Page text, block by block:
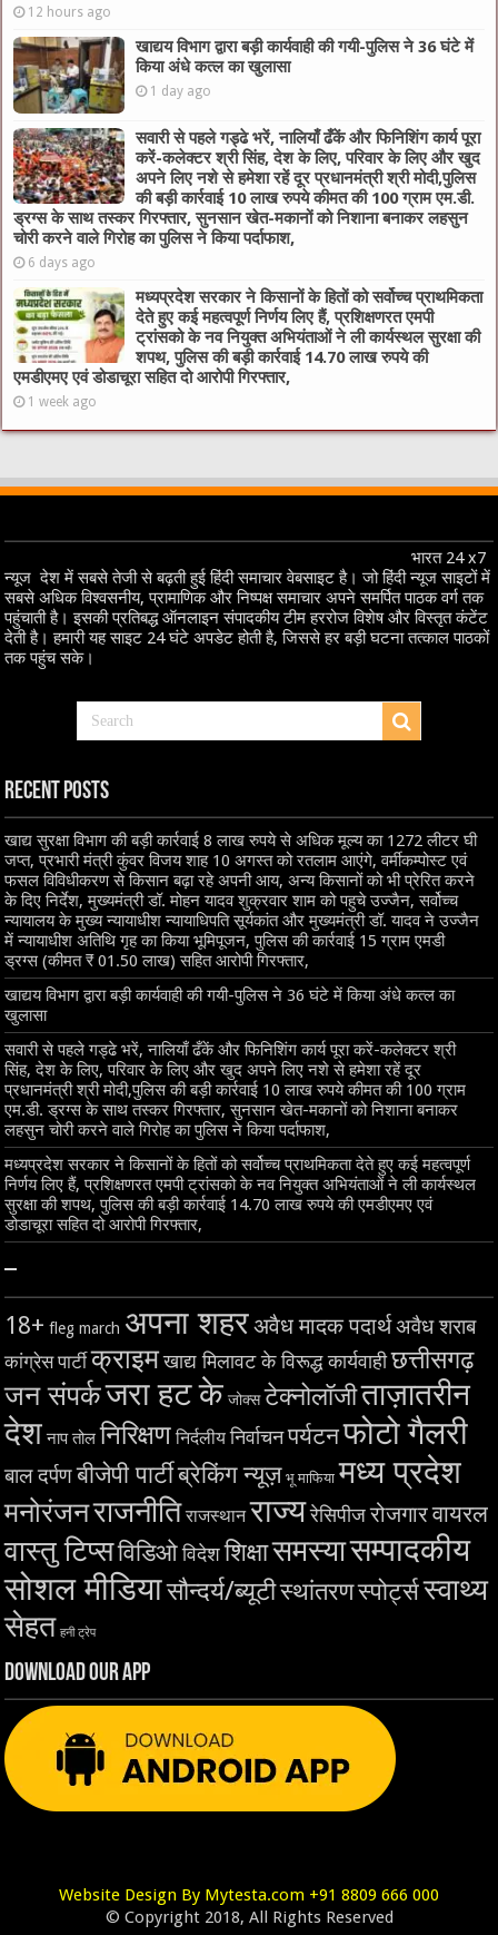
12 hours ago
खाद्यय विभाग द्वारा बड़ी कार्यवाही की गयी-पुलिस ने 36 घंटे में
किया अंधे कत्ल का खुलासा
1 day ago
सवारी से पहले गड्ढे भरें, नालियाँ ढँकें और फिनिशिंग कार्य पूरा
करें-कलेक्टर श्री सिंह, देश के लिए, परिवार के लिए और खुद
अपने लिए नशे से हमेशा रहें दूर प्रधानमंत्री श्री मोदी,पुलिस
की बड़ी कार्रवाई 10 लाख रुपये कीमत की 100 ग्राम एम.डी.
ड्रग्स के साथ तस्कर गिरफ्तार, सुनसान खेत-मकानों को निशाना बनाकर लहसुन
चोरी करने वाले गिरोह का पुलिस ने किया पर्दाफाश,
6 days ago
मध्यप्रदेश सरकार ने किसानों के हितों को सर्वोच्च प्राथमिकता
देते हुए कई महत्वपूर्ण निर्णय लिए हैं, प्रशिक्षणरत एमपी
ट्रांसको के नव नियुक्त अभियंताओं ने ली कार्यस्थल सुरक्षा की
शपथ, पुलिस की बड़ी कार्रवाई 14.70 लाख रुपये की
एमडीएमए एवं डोडाचूरा सहित दो आरोपी गिरफ्तार,
1 week ago
भारत 24 x7
न्यूज देश में सबसे तेजी से बढ़ती हुई हिंदी समाचार वेबसाइट है। जो हिंदी न्यूज साइटों में
सबसे अधिक विश्वसनीय, प्रामाणिक और निष्पक्ष समाचार अपने समर्पित पाठक वर्ग तक
पहुंचाती है। इसकी प्रतिबद्ध ऑनलाइन संपादकीय टीम हररोज विशेष और विस्तृत कंटेंट
देती है। हमारी यह साइट 24 घंटे अपडेट होती है, जिससे हर बड़ी घटना तत्काल पाठकों
तक पहुंच सके।
Recent Posts
खाद्य सुरक्षा विभाग की बड़ी कार्रवाई 8 लाख रुपये से अधिक मूल्य का 1272 लीटर घी
जप्त, प्रभारी मंत्री कुंवर विजय शाह 10 अगस्त को रतलाम आएंगे, वर्मीकम्पोस्ट एवं
फसल विविधीकरण से किसान बढ़ा रहे अपनी आय, अन्य किसानों को भी प्रेरित करने
के दिए निर्देश, मुख्यमंत्री डॉ. मोहन यादव शुक्रवार शाम को पहुचे उज्जैन, सर्वोच्च
न्यायालय के मुख्‍य न्‍यायाधीश न्यायाधिपति सूर्यकांत और मुख्यमंत्री डॉ. यादव ने उज्जैन
में न्यायाधीश अतिथि गृह का किया भूमिपूजन, पुलिस की कार्रवाई 15 ग्राम एमडी
ड्रग्स (कीमत ₹ 01.50 लाख) सहित आरोपी गिरफ्तार,
खाद्यय विभाग द्वारा बड़ी कार्यवाही की गयी-पुलिस ने 36 घंटे में किया अंधे कत्ल का
खुलासा
सवारी से पहले गड्ढे भरें, नालियाँ ढँकें और फिनिशिंग कार्य पूरा करें-कलेक्टर श्री
सिंह, देश के लिए, परिवार के लिए और खुद अपने लिए नशे से हमेशा रहें दूर
प्रधानमंत्री श्री मोदी,पुलिस की बड़ी कार्रवाई 10 लाख रुपये कीमत की 100 ग्राम
एम.डी. ड्रग्स के साथ तस्कर गिरफ्तार, सुनसान खेत-मकानों को निशाना बनाकर
लहसुन चोरी करने वाले गिरोह का पुलिस ने किया पर्दाफाश,
मध्यप्रदेश सरकार ने किसानों के हितों को सर्वोच्च प्राथमिकता देते हुए कई महत्वपूर्ण
निर्णय लिए हैं, प्रशिक्षणरत एमपी ट्रांसको के नव नियुक्त अभियंताओं ने ली कार्यस्थल
सुरक्षा की शपथ, पुलिस की बड़ी कार्रवाई 14.70 लाख रुपये की एमडीएमए एवं
डोडाचूरा सहित दो आरोपी गिरफ्तार,
–
18+ fleg march अपना शहरअवैध मादक पदार्थअवैध शराब
कांग्रेस पार्टी क्राइमखाद्य मिलावट के विरूद्ध कार्यवाहीछत्तीसगढ़
जन संपर्कजरा हट के जोक्स टेक्नोलॉजीताज़ातरीन
देश नाप तोल निरिक्षण निर्दलीय निर्वाचनपर्यटनफोटो गैलरी
बाल दर्पणबीजेपी पार्टीब्रेकिंग न्यूज़ भू माफिया मध्य प्रदेश
मनोरंजनराजनीति राजस्थान राज्यरेसिपीज रोजगारवायरल
वास्तु टिप्सविडिओ विदेश शिक्षासमस्यासम्पादकीय
सोशल मीडियासौन्दर्य/ब्यूटीस्थांतरणस्पोर्ट्सस्वाथ्य
सेहत हनी ट्रेप
Download Our App
Website Design By Mytesta.com +91 8809 666 000
© Copyright 2018, All Rights Reserved